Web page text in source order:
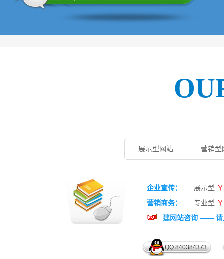
展示型网站 营销型
企业宣传： 展示型
营销商务：
专业型
建网站咨询 —— 请
QQ 840384373